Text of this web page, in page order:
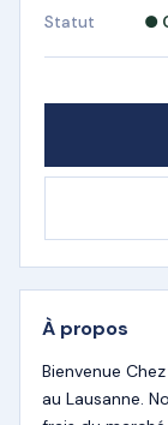
Statut
●
À propos
Bienvenue
au Lausanne.